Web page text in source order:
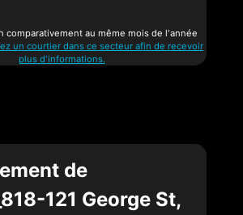
comparativement au même mois de l'année
un courtier dans ce secteur afin de recevoir
plus d'informations.
de
121 George St,